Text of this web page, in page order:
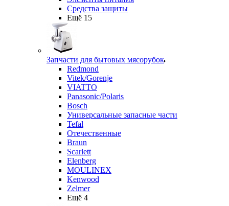
Средства защиты
Ещё 15
Запчасти для бытовых мясорубок
Redmond
Vitek/Gorenje
VIATTO
Panasonic/Polaris
Bosch
Универсальные запасные части
Tefal
Отечественные
Braun
Scarlett
Elenberg
MOULINEX
Kenwood
Zelmer
Ещё 4